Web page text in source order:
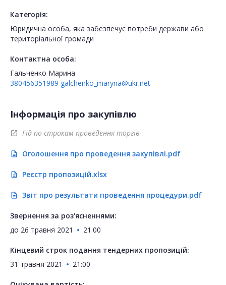
Категорія:
Юридична особа, яка забезпечує потреби держави або
територіальної громади
Контактна особа:
Гальченко Марина
380456351989 galchenko_maryna@ukr.net
Інформація про закупівлю
open_in_new Гід по строкам проведення торгів
description Оголошення про проведення закупівлі.pdf
description Реєстр пропозицій.xlsx
description Звіт про результати проведення процедури.pdf
Звернення за роз'ясненнями:
до 26 травня 2021 21:00
Кінцевий строк подання тендерних пропозицій:
31 травня 2021
21:00